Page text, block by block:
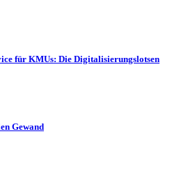
für KMUs: Die Digitalisierungslotsen
Gewand